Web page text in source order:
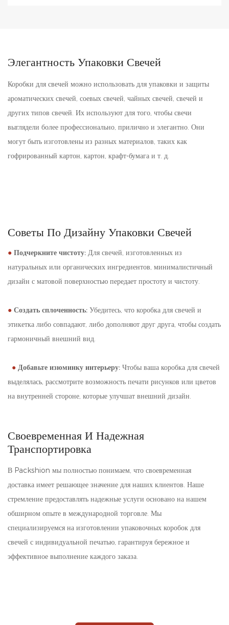
Элегантность Упаковки Свечей
Коробки для свечей можно использовать для упаковки и защиты
ароматических свечей, соевых свечей, чайных свечей, свечей и
других типов свечей. Их используют для того, чтобы свечи
выглядели более профессионально, прилично и элегантно. Они
могут быть изготовлены из разных материалов, таких как
гофрированный картон, картон, крафт-бумага и т. д.
Советы По Дизайну Упаковки Свечей
● Подчеркните чистоту: Для свечей, изготовленных из
натуральных или органических ингредиентов, минималистичный
дизайн с матовой поверхностью передает простоту и чистоту.
● Создать сплоченность: Убедитесь, что коробка для свечей и
этикетка либо совпадают, либо дополняют друг друга, чтобы создать
гармоничный внешний вид.
● Добавьте изюминку интерьеру: Чтобы ваша коробка для свечей
выделялась, рассмотрите возможность печати рисунков или цветов
на внутренней стороне, которые улучшат внешний дизайн.
Своевременная И Надежная
Транспортировка
В Packshion мы полностью понимаем, что своевременная
доставка имеет решающее значение для наших клиентов. Наше
стремление предоставлять надежные услуги основано на нашем
обширном опыте в международной торговле. Мы
специализируемся на изготовлении упаковочных коробок для
свечей с индивидуальной печатью, гарантируя бережное и
эффективное выполнение каждого заказа.